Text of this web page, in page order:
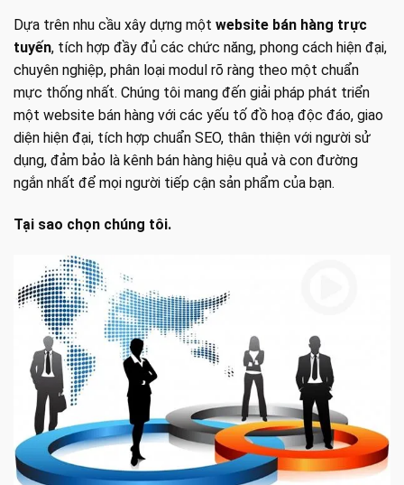
Dựa trên nhu cầu xây dựng một website bán hàng trực
tuyến, tích hợp đầy đủ các chức năng, phong cách hiện đại,
chuyên nghiệp, phân loại modul rõ ràng theo một chuẩn
mực thống nhất. Chúng tôi mang đến giải pháp phát triển
một website bán hàng với các yếu tố đồ hoạ độc đáo, giao
diện hiện đại, tích hợp chuẩn SEO, thân thiện với người sử
dụng, đảm bảo là kênh bán hàng hiệu quả và con đường
ngắn nhất để mọi người tiếp cận sản phẩm của bạn.
Tại sao chọn chúng tôi.